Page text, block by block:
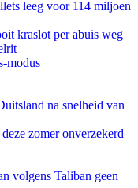
leeg voor 114 miljoen
kraslot per abuis weg
modus
na snelheid van
zomer onverzekerd
volgens Taliban geen